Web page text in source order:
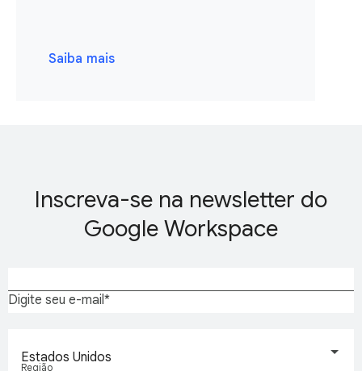
Saiba mais
Inscreva-se na newsletter do
Google Workspace
Digite seu e-mail
Região
Estados Unidos